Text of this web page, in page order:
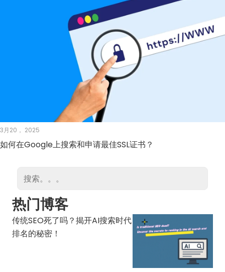
3月20， 2025
如何在Google上搜索和申请最佳SSL证书？
热门博客
传统SEO死了吗？揭开AI搜索时代
排名的秘密！